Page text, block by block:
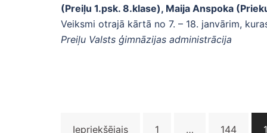
(Preiļu 1.psk. 8.klase), Maija Anspoka
Veiksmi otrajā kārtā no 7. – 18. janvārim,
Preiļu Valsts ģimnāzijas administrācija
Ziņu
Iepriekšējais 1 … 144